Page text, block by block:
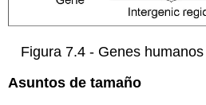
Figura 7.4 - Genes
Asuntos de tamaño